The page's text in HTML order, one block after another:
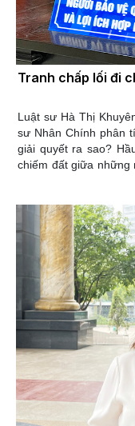
Tranh chấp lối đi
Luật sư Hà Thị
sư Nhân Chính phân
giải quyết ra sao?
chiếm đất giữa những
chấp về lối đi do
đất liền được xác
việc xác định ai là
phương thức giải
là thủ tục tiền tố tụng
nhân dân xã,
khởi kiện tại Tòa án
quyết tranh chấp tại